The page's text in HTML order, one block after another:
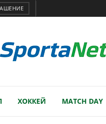
ХОККЕЙ MATCH DAY